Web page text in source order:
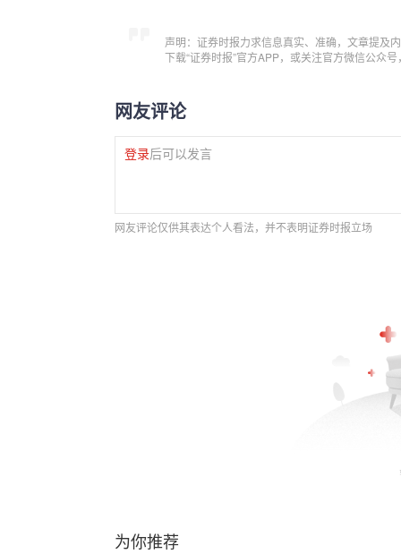
声明：证券时报力求信息真实、准确，文章提及
下载“证券时报”官方APP，或关注官方微信公众
网友评论
登录后可以发言
网友评论仅供其表达个人看法，并不表明证券时报立场
为你推荐